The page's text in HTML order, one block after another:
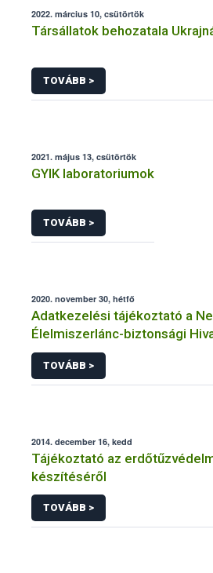
2022. március 10, csütörtök
Társállatok behozatala
TOVÁBB >
2021. május 13, csütörtök
GYIK laboratoriumok
TOVÁBB >
2020. november 30, hétfő
Adatkezelési tájékoztató a
Élelmiszerlánc-biztonsági
üzemeltetett élelmiszerlánc-
információs rendszerhez
adatkezeléséhez
TOVÁBB >
2014. december 16, kedd
Tájékoztató az
készítéséről
TOVÁBB >